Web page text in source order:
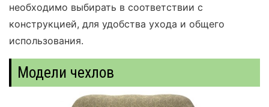
необходимо выбирать в соответствии с
конструкцией, для удобства ухода и общего
использования.
Модели чехлов